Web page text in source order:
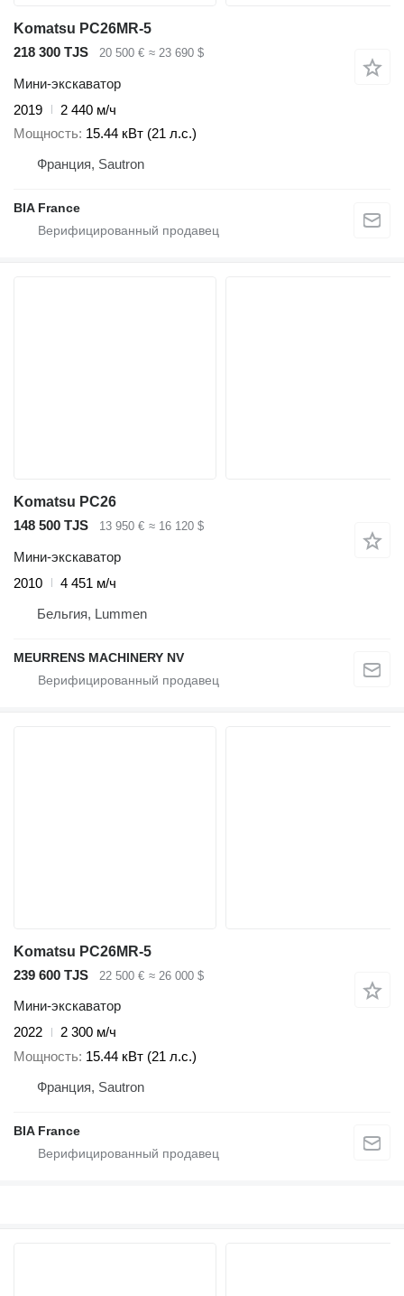
Komatsu PC26MR-5
218 300 TJS
20 500 € ≈ 23 690 $
Мини-экскаватор
2019
2 440 м/ч
Мощность 15.44 кВт (21 л.с.)
Франция, Sautron
BIA France
Komatsu PC26
148 500 TJS
13 950 € ≈ 16 120 $
Мини-экскаватор
2010
4 451 м/ч
Бельгия, Lummen
MEURRENS MACHINERY NV
Komatsu PC26MR-5
239 600 TJS
22 500 € ≈ 26 000 $
Мини-экскаватор
2022
2 300 м/ч
Мощность 15.44 кВт (21 л.с.)
Франция, Sautron
BIA France